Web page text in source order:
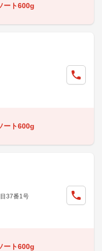
ート600g
ート600g
37番1号
ート600g